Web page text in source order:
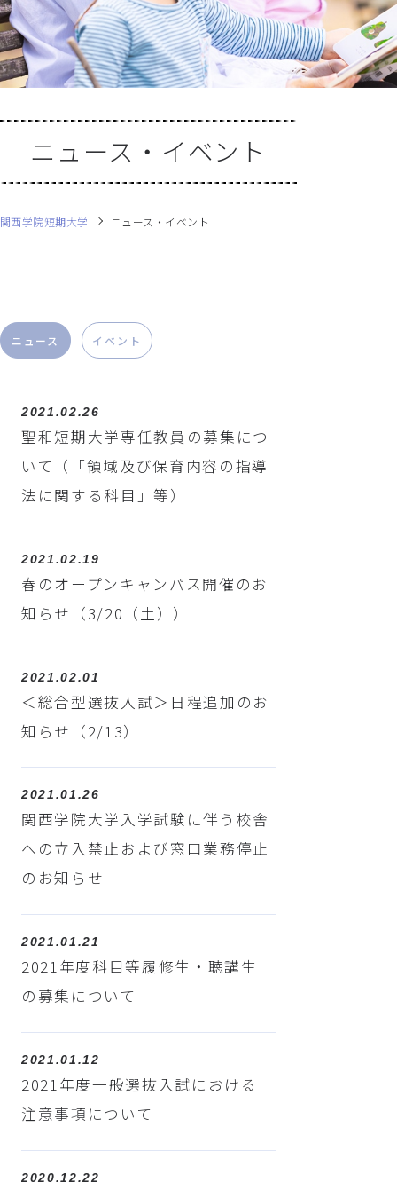
ニュース・イベント
関西学院短期大学 ニュース・イベント
ニュース イベント
2021.02.26
聖和短期大学専任教員の募集につ
いて（「領域及び保育内容の指導
法に関する科目」等）
2021.02.19
春のオープンキャンパス開催のお
知らせ（3/20（土））
2021.02.01
＜総合型選抜入試＞日程追加のお
知らせ（2/13）
2021.01.26
関西学院大学入学試験に伴う校舎
への立入禁止および窓口業務停止
のお知らせ
2021.01.21
2021年度科目等履修生・聴講生
の募集について
2021.01.12
2021年度一般選抜入試における
注意事項について
2020.12.22